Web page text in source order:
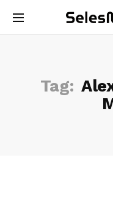
Tag: